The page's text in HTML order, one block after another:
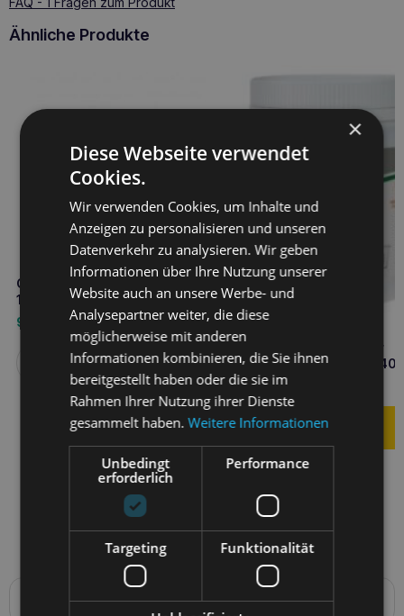
Ähnliche Produkte
GEULINCX dentidog pro groß
140g
9,40
Weiterlesen
DR SEIDEL FLAWITOL für
Welpen großer Rassen
7,70€
Produktbeschreibung
×
Diese Webseite verwendet
Cookies.
Wir verwenden Cookies, um Inhalte und
Anzeigen zu personalisieren und unseren
Datenverkehr zu analysieren. Wir geben
Informationen über Ihre Nutzung unserer
Website auch an unsere Werbe- und
Analysepartner weiter, die diese
möglicherweise mit anderen
Informationen kombinieren, die Sie ihnen
bereitgestellt haben oder die sie im
Rahmen Ihrer Nutzung ihrer Dienste
gesammelt haben.Weitere Informationen
Unbedingt
erforderlich
Performance
Targeting Funktionalität